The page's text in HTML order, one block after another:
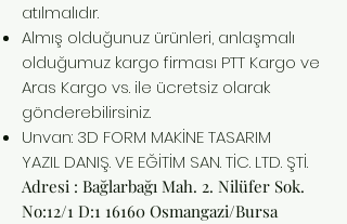
atılmalıdır.
Almış olduğunuz ürünleri, anlaşmalı
olduğumuz kargo firması PTT Kargo ve
Aras Kargo vs. ile ücretsiz olarak
gönderebilirsiniz.
Unvan: 3D FORM MAKİNE TASARIM
YAZIL DANIŞ. VE EĞİTİM SAN. TİC. LTD. ŞTİ.
Adresi : Bağlarbağı Mah. 2. Nilüfer Sok.
No:12/1 D:1 16160 Osmangazi/Bursa